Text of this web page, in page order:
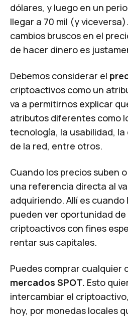
dólares, y luego en un
llegar a 70 mil (y
cambios bruscos en el
de hacer dinero es
Debemos considerar el
criptoactivos como un
va a permitirnos explicar
atributos diferentes como
tecnología, la usabilidad,
de la red, entre otros.
Cuando los precios suben
una referencia directa al
adquiriendo. Allí es cuando
pueden ver oportunidad
criptoactivos con fines
rentar sus capitales.
Puedes comprar cualquier
mercados SPOT. Esto
intercambiar el
hoy, por monedas locales